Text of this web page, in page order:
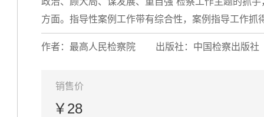
方面。指导性案例工作带有综合性，案例指导工作抓
作者：最高人民检察院 出版社：中国检察出版社
销售价
￥28